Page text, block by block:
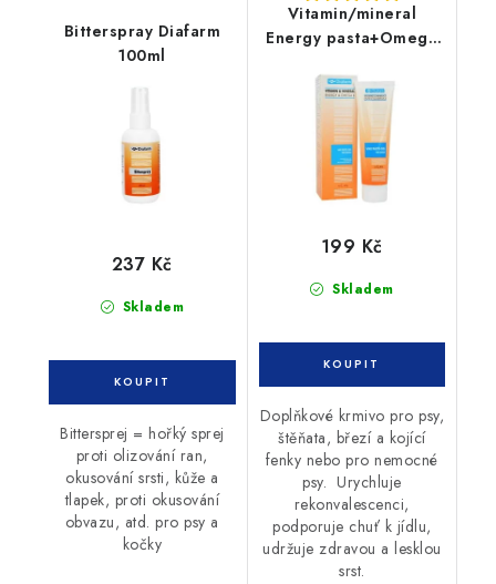
Bitterspray Diafarm
100ml
Skladem
237 Kč
Bittersprej = hořký sprej
proti olizování ran,
okusování srsti, kůže a
tlapek, proti okusování
obvazu, atd. pro psy a
kočky
Vitamin/mineral
Energy pasta+Omega
Skladem
199 Kč
Doplňkové krmivo pro psy,
štěňata, březí a kojící
fenky nebo pro nemocné
psy. Urychluje
rekonvalescenci,
podporuje chuť k jídlu,
udržuje zdravou a lesklou
srst.